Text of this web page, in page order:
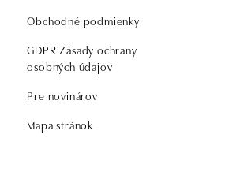
Obchodné podmienky
GDPR Zásady ochrany
osobných údajov
Pre novinárov
Mapa stránok